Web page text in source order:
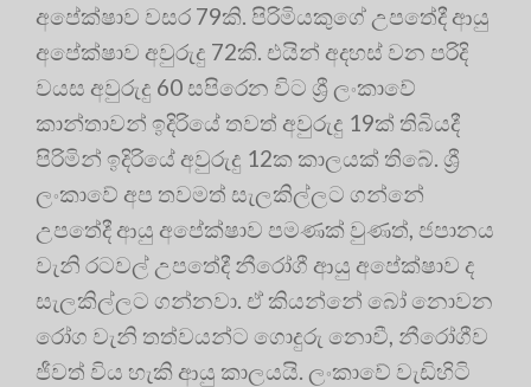
අපේක්ෂාව වසර 79කි. පිරිමියකුගේ උපතේදී ආයු
අපේක්ෂාව අවුරුදු 72කි. එයින් අදහස් වන පරිදි
වයස අවුරුදු 60 සපිරෙන විට ශ්‍රී ලංකාවේ
කාන්තාවන් ඉදිරියේ තවත් අවුරුදු 19ක් තිබියදී
පිරිමින් ඉදිරියේ අවුරුදු 12ක කාලයක් තිබේ. ශ්‍රී
ලංකාවේ අප තවමත් සැලකිල්ලට ගන්නේ
උපතේදී ආයු අපේක්ෂාව පමණක් වුණත්, ජපානය
වැනි රටවල් උපතේදී නීරෝගී ආයු අපේක්ෂාව ද
සැලකිල්ලට ගන්නවා. ඒ කියන්නේ බෝ නොවන
රෝග වැනි තත්වයන්ට ගොදුරු නොවී, නීරෝගීව
ජීවත් විය හැකි ආයු කාලයයි. ලංකාවේ වැඩිහිටි